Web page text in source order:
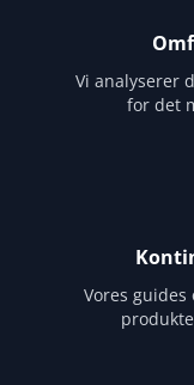
Vi analyserer
for det
Vores